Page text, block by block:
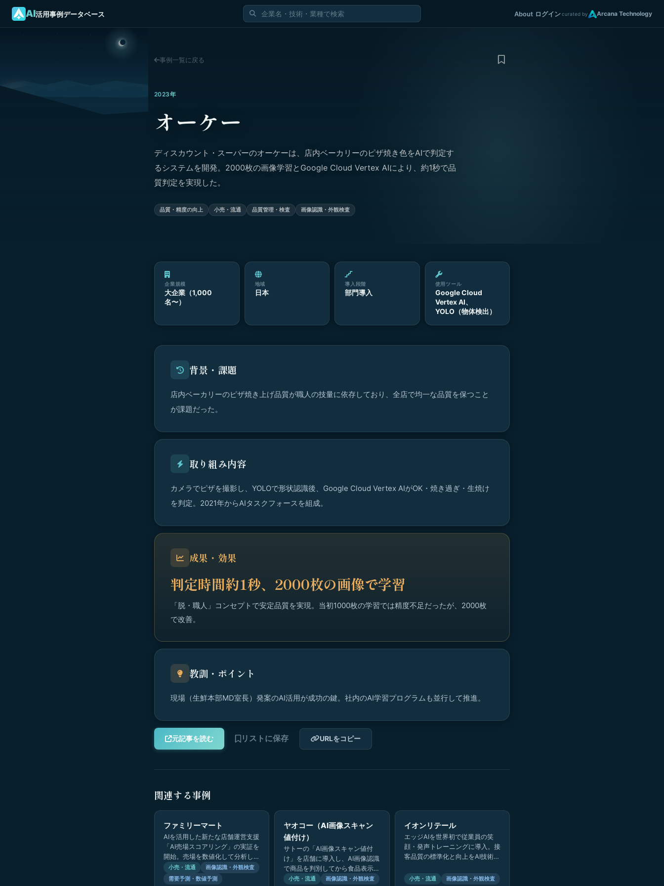
AI活用事例データベース About ログインcurated by Arcana Technology
事例一覧に戻る
2023年
オーケー
ディスカウント・スーパーのオーケーは、店内ベーカリーのピザ焼き色をAIで判定す
るシステムを開発。2000枚の画像学習とGoogle Cloud Vertex AIにより、約1秒で品
質判定を実現した。
品質・精度の向上 小売・流通 品質管理・検査 画像認識・外観検査
企業規模
大企業（1,000
名〜）
地域
日本
導入段階
部門導入
使用ツール
Google Cloud
Vertex AI、
YOLO（物体検出）
背景・課題
店内ベーカリーのピザ焼き上げ品質が職人の技量に依存しており、全店で均一な品質を保つこと
が課題だった。
取り組み内容
カメラでピザを撮影し、YOLOで形状認識後、Google Cloud Vertex AIがOK・焼き過ぎ・生焼け
を判定。2021年からAIタスクフォースを組成。
成果・効果
判定時間約1秒、2000枚の画像で学習
「脱・職人」コンセプトで安定品質を実現。当初1000枚の学習では精度不足だったが、2000枚
で改善。
教訓・ポイント
現場（生鮮本部MD室長）発案のAI活用が成功の鍵。社内のAI学習プログラムも並行して推進。
元記事を読む リストに保存 URLをコピー
関連する事例
ファミリーマート
AIを活用した新たな店舗運営支援
「AI売場スコアリング」の実証を
開始。売場を数値化して分析し、
最適な品揃えを推進。
小売・流通
画像認識・外観検査
需要予測・数値予測
ヤオコー（AI画像スキャン
値付け）
サトーの「AI画像スキャン値付
け」を店舗に導入し、AI画像認識
で商品を判別してから食品表示ラ
ベル発行までを自動化。ベーカリ
小売・流通 画像認識・外観検査
イオンリテール
エッジAIを世界初で従業員の笑
顔・発声トレーニングに導入。接
客品質の標準化と向上をAI技術で
小売・流通 画像認識・外観検査